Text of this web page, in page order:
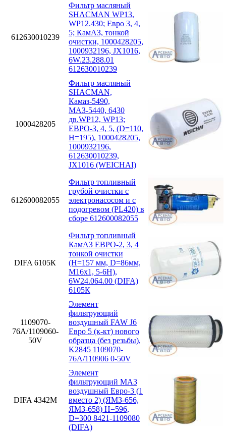
612630010239
Фильтр масляный
SHACMAN WP13,
WP12.430; Eвро 3, 4,
5; КамАЗ, тонкой
очистки, 1000428205,
1000932196, JX1016,
6W.23.288.01
612630010239
1000428205
Фильтр масляный
SHACMAN,
Камаз-5490,
МАЗ-5440, 6430
дв.WP12, WP13;
ЕВРО-3, 4, 5, (D=110,
H=195), 1000428205,
1000932196,
612630010239,
JX1016 (WEICHAI)
612600082055
Фильтр топливный
грубой очистки с
электронасосом и с
подогревом (PL420) в
сборе 612600082055
DIFA 6105К
Фильтр топливный
КамАЗ ЕВРО-2, 3, 4
тонкой очистки
(H=157 мм, D=86мм,
M16x1, 5-6H),
6W24.064.00 (DIFA)
6105К
1109070-
76А/1109060-
50V
Элемент
фильтрующий
воздушный FAW J6
Евро 5 (к-кт) нового
образца (без резьбы),
K2845 1109070-
76А/110906 0-50V
DIFA 4342М
Элемент
фильтрующий МАЗ
воздушный Евро-3 (1
вместо 2) (ЯМЗ-656,
ЯМЗ-658) H=596,
D=300 8421-1109080
(DIFA)